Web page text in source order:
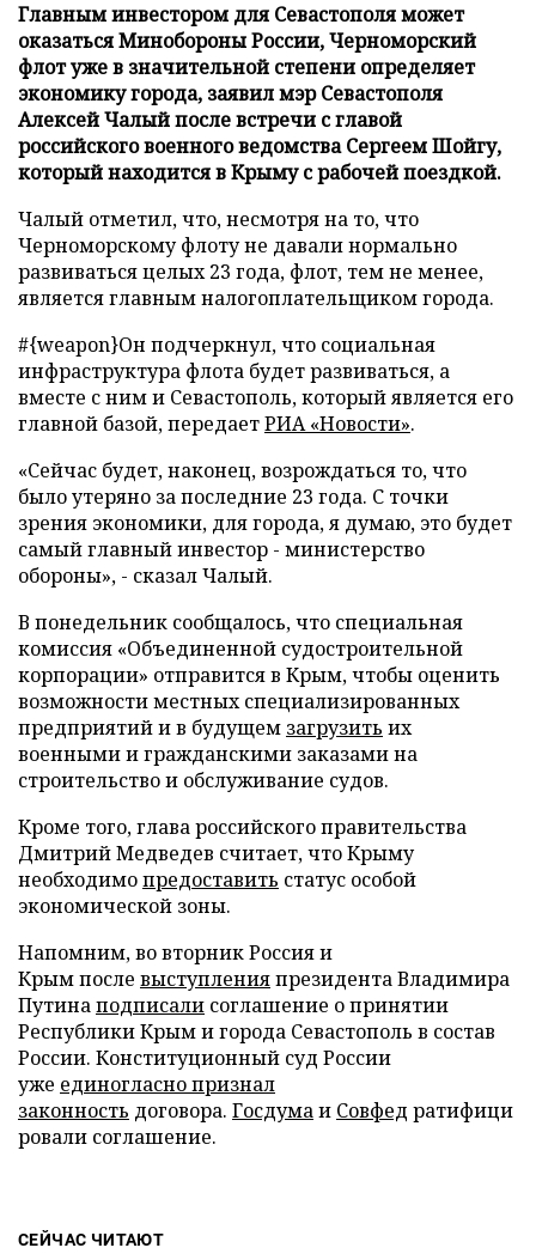
Главным инвестором для Севастополя может
оказаться Минобороны России, Черноморский
флот уже в значительной степени определяет
экономику города, заявил мэр Севастополя
Алексей Чалый после встречи с главой
российского военного ведомства Сергеем Шойгу,
который находится в Крыму с рабочей поездкой.
Чалый отметил, что, несмотря на то, что
Черноморскому флоту не давали нормально
развиваться целых 23 года, флот, тем не менее,
является главным налогоплательщиком города.
#{weapon}Он подчеркнул, что социальная
инфраструктура флота будет развиваться, а
вместе с ним и Севастополь, который является его
главной базой,передаетРИА «Новости».
«Сейчас будет, наконец, возрождаться то, что
было утеряно за последние 23 года. С точки
зрения экономики, для города, я думаю, это будет
самый главный инвестор - министерство
обороны», - сказал Чалый.
В понедельник сообщалось, что специальная
комиссия «Объединенной судостроительной
корпорации» отправится в Крым, чтобы оценить
возможности местных специализированных
предприятий и в будущем загрузить их
военными и гражданскими заказами на
строительство и обслуживание судов.
Кроме того, глава российского правительства
Дмитрий Медведев считает, что Крыму
необходимопредоставить статус особой
экономической зоны.
Напомним, во вторник Россия и
Крым после выступленияпрезидента Владимира
Путинаподписали соглашение о принятии
Республики Крым и города Севастополь в состав
России. Конституционный суд России
уже единогласно признал
законность договора. Госдумаи Совфед ратифици
ровали соглашение.
СЕЙЧАС ЧИТАЮТ